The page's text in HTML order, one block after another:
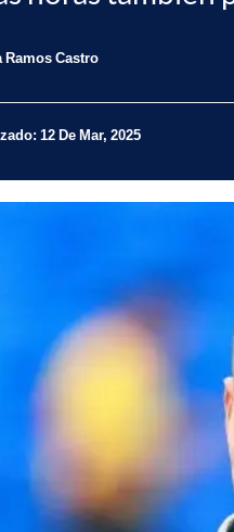
Ramos Castro
12 De Mar, 2025